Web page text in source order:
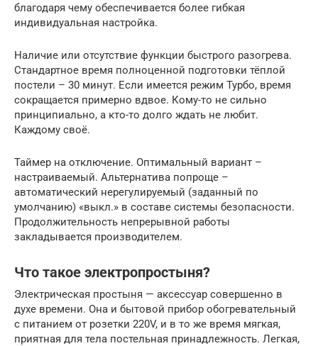
благодаря чему обеспечивается более гибкая
индивидуальная настройка.
Наличие или отсутствие функции быстрого разогрева.
Стандартное время полноценной подготовки тёплой
постели – 30 минут. Если имеется режим Турбо, время
сокращается примерно вдвое. Кому-то не сильно
принципиально, а кто-то долго ждать не любит.
Каждому своё.
Таймер на отключение. Оптимальный вариант –
настраиваемый. Альтернатива попроще –
автоматический нерегулируемый (заданный по
умолчанию) «выкл.» в составе системы безопасности.
Продолжительность непрерывной работы
закладывается производителем.
Что такое электропростыня?
Электрическая простыня — аксессуар совершенно в
духе времени. Она и бытовой прибор обогревательный
с питанием от розетки 220V, и в то же время мягкая,
приятная для тела постельная принадлежность. Легкая,